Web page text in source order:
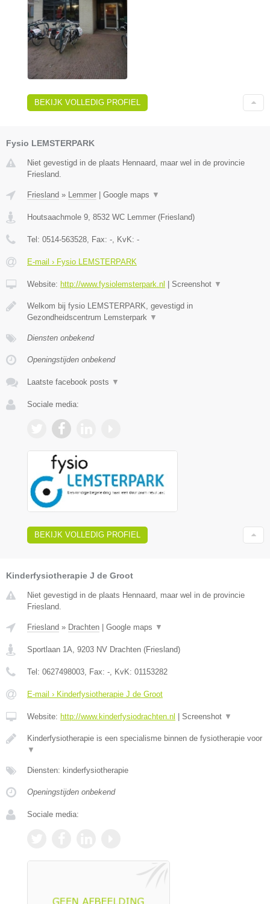
BEKIJK VOLLEDIG PROFIEL
Fysio LEMSTERPARK
Niet gevestigd in de plaats Hennaard, maar wel in de provincie
Friesland.
Friesland » Lemmer Google maps ▼
Houtsaachmole 9, 8532 WC Lemmer (Friesland)
Tel: 0514-563528, Fax: -, KvK: -
E-mail › Fysio LEMSTERPARK
Website: http://www.fysiolemsterpark.nl Screenshot ▼
Welkom bij fysio LEMSTERPARK, gevestigd in
Gezondheidscentrum Lemsterpark ▼
Diensten onbekend
Openingstijden onbekend
Laatste facebook posts ▼
Sociale media:
BEKIJK VOLLEDIG PROFIEL
Kinderfysiotherapie J de Groot
Niet gevestigd in de plaats Hennaard, maar wel in de provincie
Friesland.
Friesland » Drachten Google maps ▼
Sportlaan 1A, 9203 NV Drachten (Friesland)
Tel: 0627498003, Fax: -, KvK: 01153282
E-mail › Kinderfysiotherapie J de Groot
Website: http://www.kinderfysiodrachten.nl Screenshot ▼
Kinderfysiotherapie is een specialisme binnen de fysiotherapie voor
▼
Diensten: kinderfysiotherapie
Openingstijden onbekend
Sociale media: